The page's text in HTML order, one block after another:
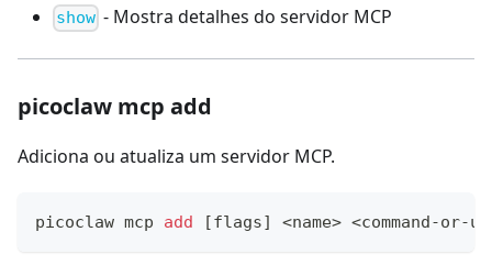
show - Mostra detalhes do servidor MCP
picoclaw mcp add
Adiciona ou atualiza um servidor MCP.
picoclaw mcp add [flags] <name> <command-or-